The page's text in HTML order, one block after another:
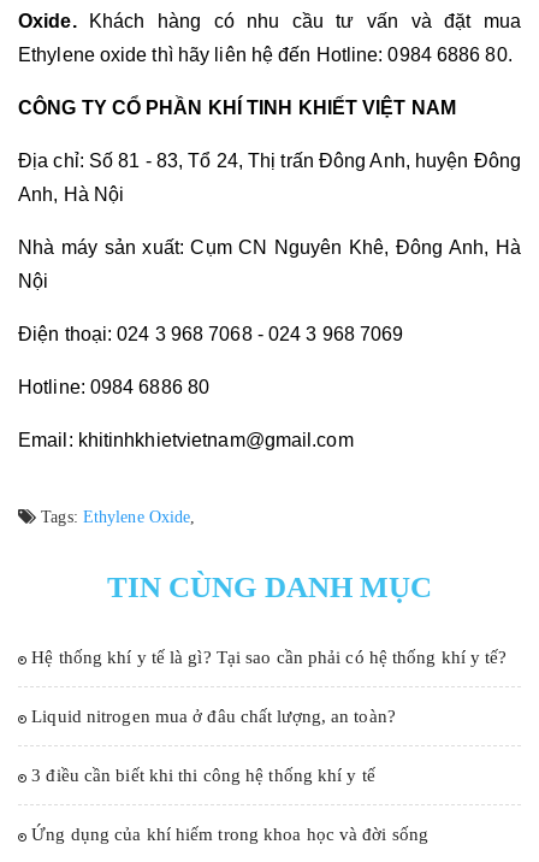
Oxide.
Khách hàng có nhu cầu tư vấn và đặt mua
Ethylene oxide thì hãy liên hệ đến Hotline: 0984 6886 80.
CÔNG TY CỔ PHẦN KHÍ TINH KHIẾT VIỆT NAM
Địa chỉ: Số 81 - 83, Tổ 24, Thị trấn Đông Anh, huyện Đông
Anh, Hà Nội
Nhà máy sản xuất: Cụm CN Nguyên Khê, Đông Anh, Hà
Nội
Điện thoại: 024 3 968 7068 - 024 3 968 7069
Hotline: 0984 6886 80
Email: khitinhkhietvietnam@gmail.com
Tags: Ethylene Oxide,
TIN CÙNG DANH MỤC
Hệ thống khí y tế là gì? Tại sao cần phải có hệ thống khí y tế?
Liquid nitrogen mua ở đâu chất lượng, an toàn?
3 điều cần biết khi thi công hệ thống khí y tế
Ứng dụng của khí hiếm trong khoa học và đời sống